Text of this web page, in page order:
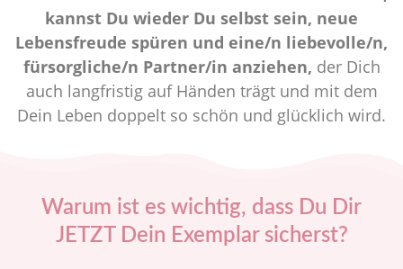
kannst Du wieder Du selbst sein, neue
Lebensfreude spüren und eine/n liebevolle/n,
fürsorgliche/n Partner/in anziehen, der Dich
auch langfristig auf Händen trägt und mit dem
Dein Leben doppelt so schön und glücklich wird.
Warum ist es wichtig, dass Du Dir
JETZT Dein Exemplar sicherst?